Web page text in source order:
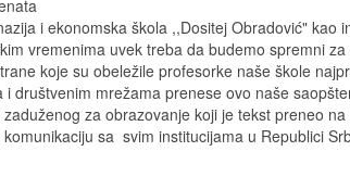
i ekonomska škola ,,Dositej Obradović"
vremenima uvek treba da budemo spremni
koje su obeležile profesorke naše škole
društvenim mrežama prenese ovo naše
za obrazovanje koji je tekst preneo
sa svim institucijama u Republici